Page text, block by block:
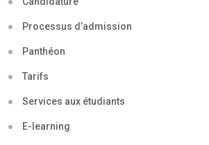
Processus d’admission
Panthéon
Tarifs
Services aux étudiants
E-learning